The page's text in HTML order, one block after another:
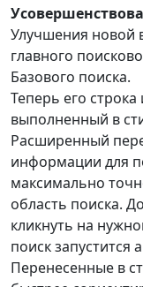
Улучшения новой
главного
Базового поиска.
Теперь его
выполненный в
Расширенный
информации для
максимально
область поиска.
кликнуть на
поиск запустится
Перенесенные в